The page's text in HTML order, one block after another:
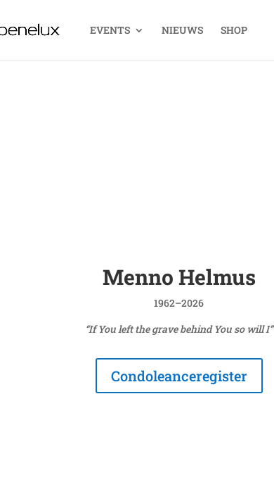
EVENTS NIEUWS SHOP
Menno Helmus
1962–2026
“If You left the grave behind You so will I”
Condoleanceregister